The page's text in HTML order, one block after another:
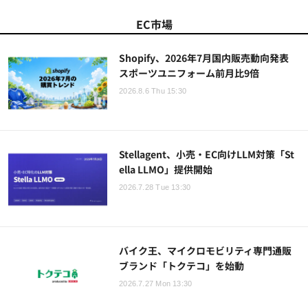
EC市場
Shopify、2026年7月国内販売動向発表
スポーツユニフォーム前月比9倍
2026.8.6 Thu 15:30
Stellagent、小売・EC向けLLM対策「St
ella LLMO」提供開始
2026.7.28 Tue 13:30
バイク王、マイクロモビリティ専門通販
ブランド「トクテコ」を始動
2026.7.27 Mon 13:30